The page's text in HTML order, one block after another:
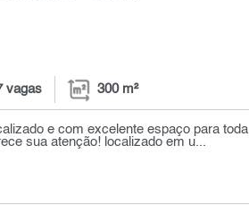
vagas 300 m²
e com excelente espaço para toda
sua atenção! localizado em u...